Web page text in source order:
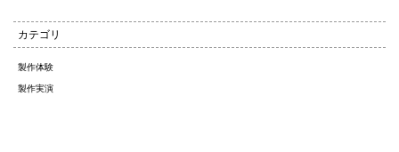
カテゴリ
製作体験
製作実演